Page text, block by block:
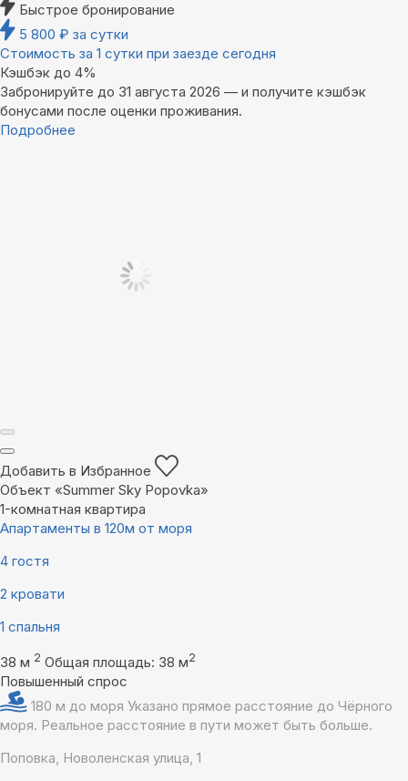
Быстрое бронирование
5 800 ₽ за сутки
Стоимость за 1 сутки при заезде сегодня
Кэшбэк до 4%
Забронируйте до 31 августа 2026 — и получите кэшбэк
бонусами после оценки проживания.
Подробнее
Добавить в Избранное
Объект «Summer Sky Popovka»
1-комнатная квартира
Апартаменты в 120м от моря
4 гостя
2 кровати
1 спальня
38 м 2 Общая площадь: 38 м2
Повышенный спрос
180 м до моря Указано прямое расстояние до Чёрного
моря. Реальное расстояние в пути может быть больше.
Поповка, Новоленская улица, 1